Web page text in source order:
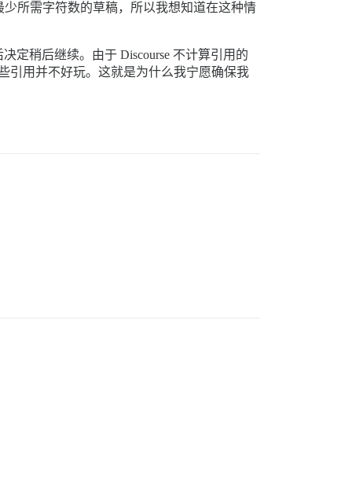
所需字符数的草稿，所以我想知道在这种情
定稍后继续。由于 Discourse 不计算引用的
引用并不好玩。这就是为什么我宁愿确保我